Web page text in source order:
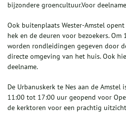
bijzondere groencultuur.Voor
Ook buitenplaats Wester-Amstel
hek en de deuren voor bezoekers.
worden rondleidingen gegeven door
directe omgeving van het huis. Ook
deelname.
De Urbanuskerk te Nes aan de Amstel
11:00 tot 17:00 uur geopend voor
de kerktoren voor een prachtig